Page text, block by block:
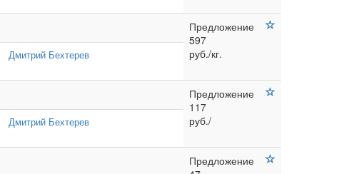
Предложение
597
руб./кг.
Дмитрий Бехтерев
Предложение
117
руб./
Дмитрий Бехтерев
Предложение